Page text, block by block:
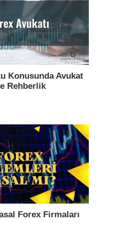
Konusunda Avukat
Rehberlik
Forex Firmaları